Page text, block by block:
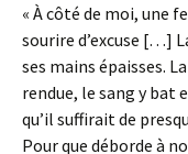
« À côté de moi, une
sourire d’excuse […]
ses mains épaisses.
rendue, le sang y bat
qu’il suffirait de
Pour que déborde à